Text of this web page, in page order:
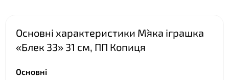
Основні характеристики М`яка іграшка
«Блек 33» 31 см, ПП Копиця
Основні
❤